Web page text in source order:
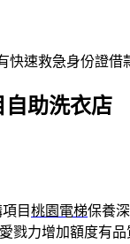
速救急身份證
助洗衣店
目桃園電梯保養
戮力增加額度有